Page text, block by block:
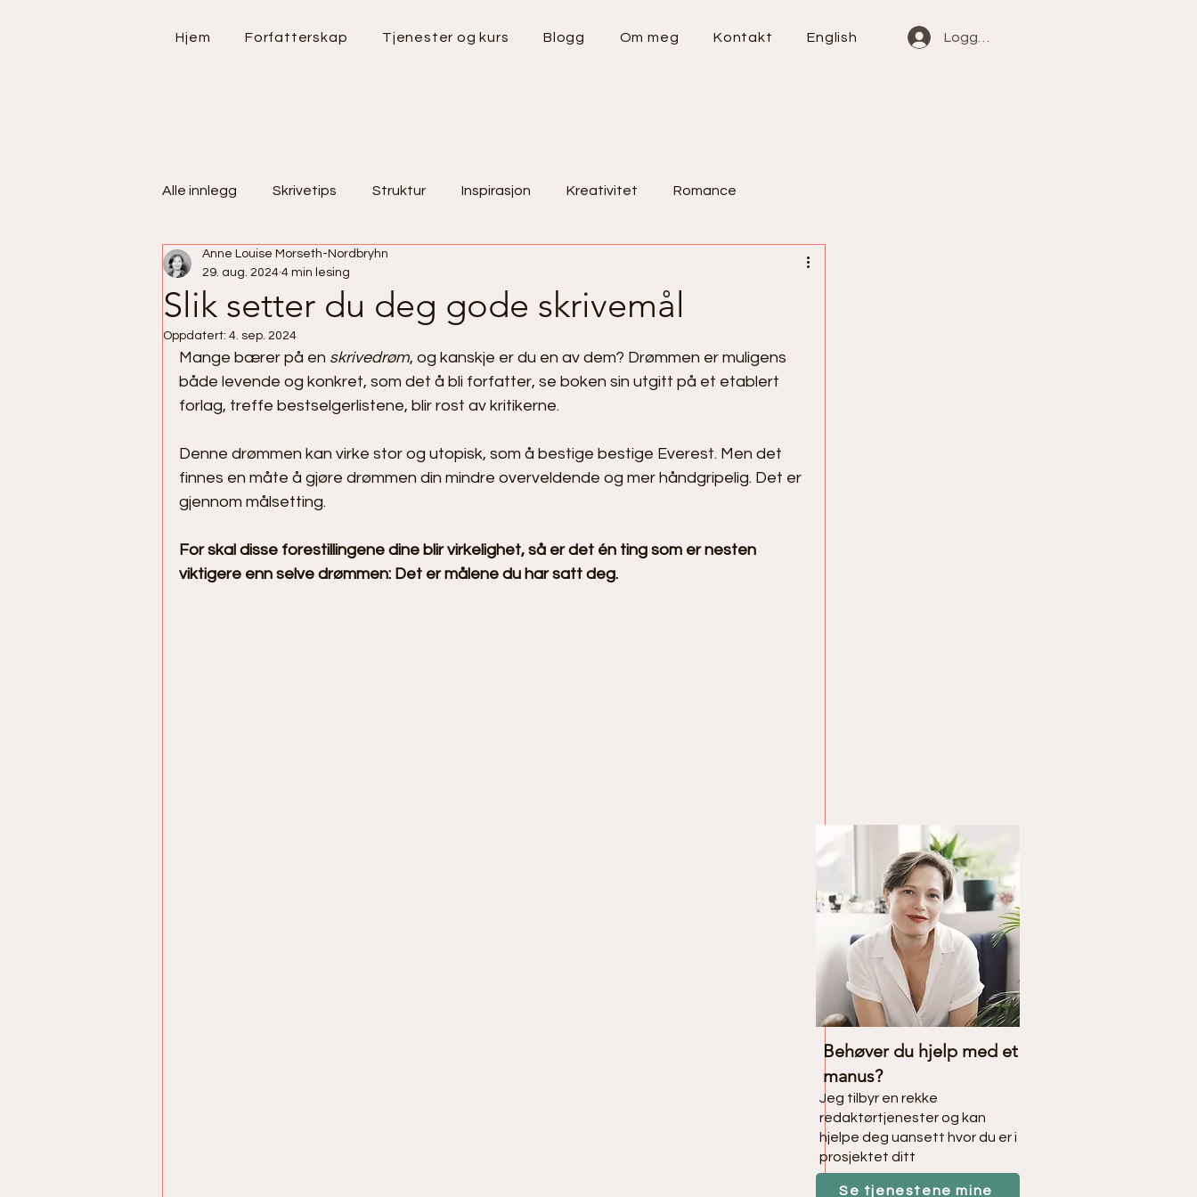
Hjem Forfatterskap Tjenester og kurs Blogg Om meg Kontakt English Logg inn
Alle innlegg Skrivetips Struktur Inspirasjon Kreativitet Romance
Feelgood Bøker Boktips
Slik setter du deg gode skrivemål
Anne Louise Morseth-Nordbryhn
29. aug. 2024 4 min lesing
Oppdatert: 4. sep. 2024
Mange bærer på en skrivedrøm, og kanskje er du en av dem? Drømmen er muligens
både levende og konkret, som det å bli forfatter, se boken sin utgitt på et etablert
forlag, treffe bestselgerlistene, blir rost av kritikerne.
Denne drømmen kan virke stor og utopisk, som å bestige bestige Everest. Men det
finnes en måte å gjøre drømmen din mindre overveldende og mer håndgripelig. Det er
gjennom målsetting.
For skal disse forestillingene dine blir virkelighet, så er det én ting som er nesten
viktigere enn selve drømmen: Det er målene du har satt deg.
Behøver du hjelp med et
manus?
Jeg tilbyr en rekke
redaktørtjenester og kan
hjelpe deg uansett hvor du er i
prosjektet ditt
Se tjenestene mine